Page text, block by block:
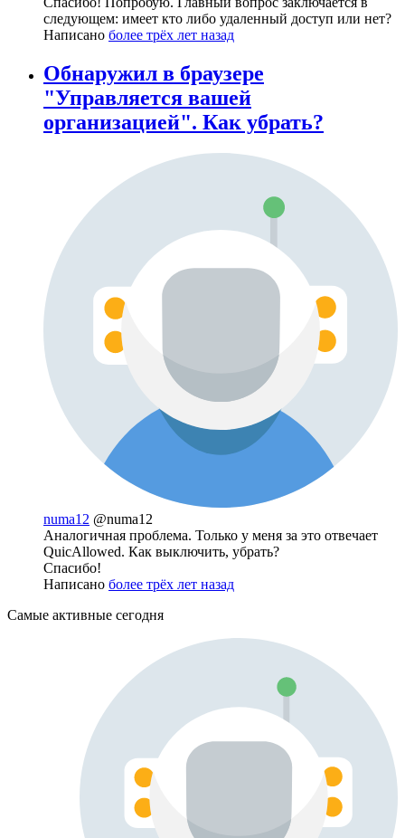
следующем: имеет кто либо удаленный доступ или нет?
Написано более трёх лет назад
Обнаружил в браузере
"Управляется вашей
организацией". Как убрать?
numa12 @numa12
Аналогичная проблема. Только у меня за это отвечает ​
Quic​Allowed. Как выключить, убрать?
Спасибо!
Написано более трёх лет назад
Самые активные сегодня